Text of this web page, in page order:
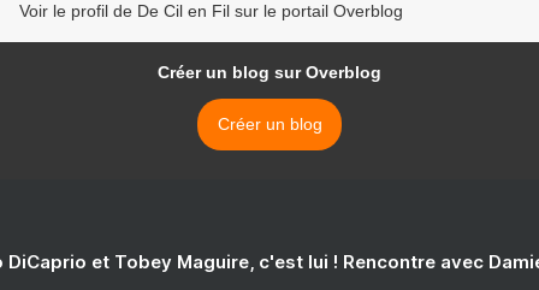
Voir le profil de De Cil en Fil sur le portail Overblog
Créer un blog sur Overblog
Créer un blog
DiCaprio et Tobey Maguire, c'est lui ! Rencontre avec